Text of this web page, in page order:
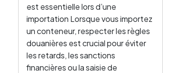
est essentielle lors d’une
importation Lorsque vous importez
un conteneur, respecter les règles
douanières est crucial pour éviter
les retards, les sanctions
financières ou la saisie de